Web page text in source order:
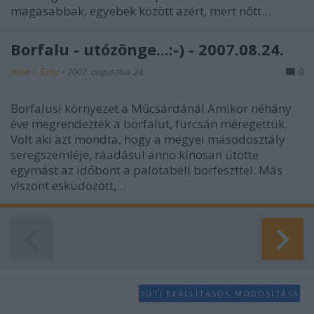
magasabbak, egyebek között azért, mert nőtt…
Borfalu - utózönge...:-) - 2007.08.24.
Wine T. Ester • 2007. augusztus 24. 0
Borfalusi környezet a Műcsárdánál Amikor néhány
éve megrendezték a borfalut, furcsán méregettük.
Volt aki azt mondta, hogy a megyei másodosztály
seregszemléje, ráadásul anno kínosan ütötte
egymást az időbont a palotabéli borfeszttel. Más
viszont esküdözött,…
SÜTI BEÁLLÍTÁSOK MÓDOSÍTÁSA